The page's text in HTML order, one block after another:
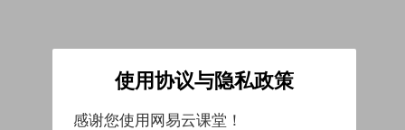
使用协议与隐私政策
感谢您使用网易云课堂！